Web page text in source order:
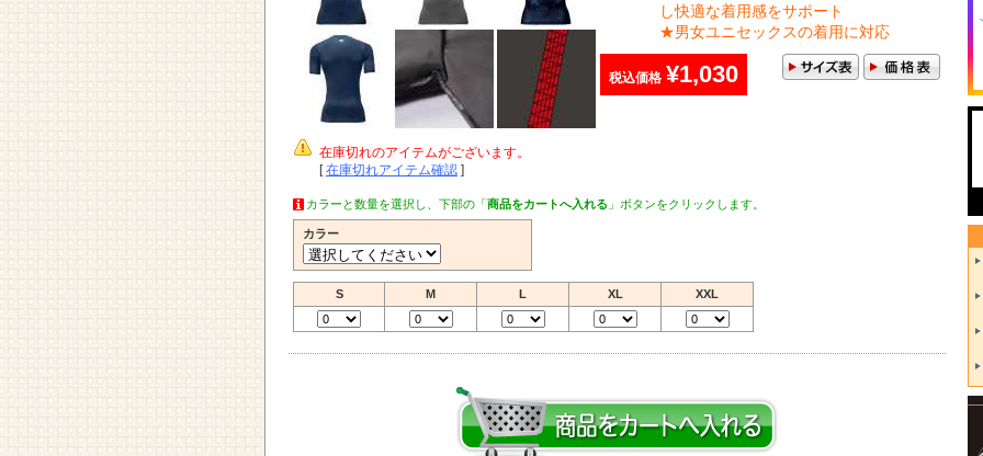
し快適な着用感をサポート
★男女ユニセックスの着用に対応
税込価格 ¥1,030
在庫切れのアイテムがございます。
[在庫切れアイテム確認 ]
カラーと数量を選択し、下部の「商品をカートへ入れる 」ボタンをクリックします。
カラー
S M L XL XXL